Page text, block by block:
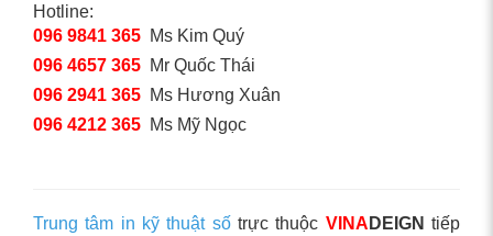
Hotline:
096 9841 365 Ms Kim Quý
096 4657 365 Mr Quốc Thái
096 2941 365 Ms Hương Xuân
096 4212 365 Ms Mỹ Ngọc
Trung tâm in kỹ thuật sốtrực thuộc VINA DEIGN tiếp